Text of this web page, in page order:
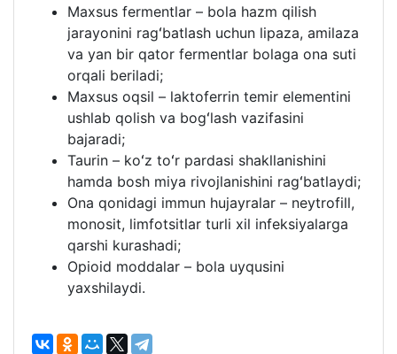
Maxsus fermentlar – bola hazm qilish
jarayonini ragʻbatlash uchun lipaza, amilaza
va yan bir qator fermentlar bolaga ona suti
orqali beriladi;
Maxsus oqsil – laktoferrin temir elementini
ushlab qolish va bogʻlash vazifasini
bajaradi;
Taurin – koʻz toʻr pardasi shakllanishini
hamda bosh miya rivojlanishini ragʻbatlaydi;
Ona qonidagi immun hujayralar – neytrofill,
monosit, limfotsitlar turli xil infeksiyalarga
qarshi kurashadi;
Opioid moddalar – bola uyqusini
yaxshilaydi.